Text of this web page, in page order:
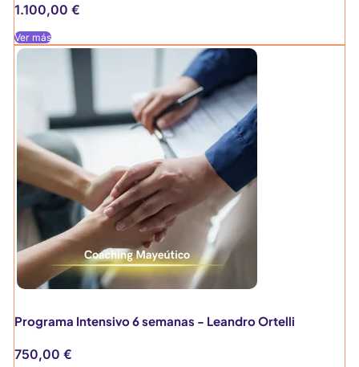
1.100,00 €
Ver más
Programa Intensivo 6 semanas - Leandro Ortelli
750,00 €